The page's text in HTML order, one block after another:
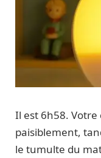
Il est 6h58.
paisiblement,
le tumulte du